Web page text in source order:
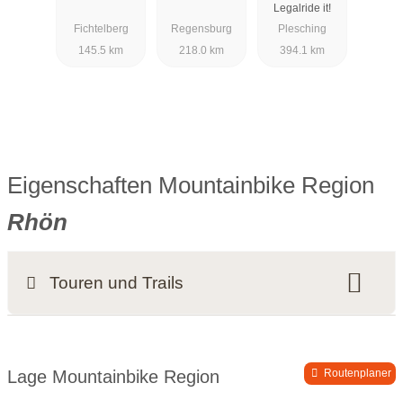
Fichtelberg
145.5 km
Regensburg
218.0 km
Legalride it!
Plesching
394.1 km
Eigenschaften Mountainbike Region
Rhön
Touren und Trails
Lage Mountainbike Region Routenplaner